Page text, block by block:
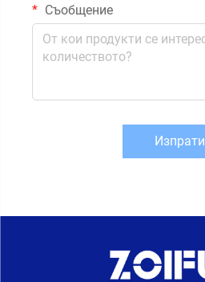
Съобщение
Изпрати